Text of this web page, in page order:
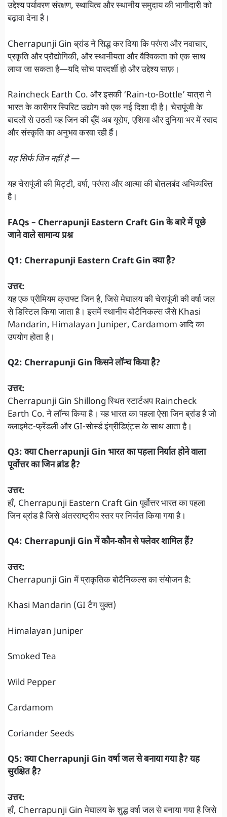
उद्देश्य पर्यावरण संरक्षण, स्थायित्व और स्थानीय समुदाय की भागीदारी को
बढ़ावा देना है।
Cherrapunji Gin ब्रांड ने सिद्ध कर दिया कि परंपरा और नवाचार,
प्रकृति और प्रौद्योगिकी, और स्थानीयता और वैश्विकता को एक साथ
लाया जा सकता है—यदि सोच पारदर्शी हो और उद्देश्य साफ़।
Raincheck Earth Co. और इसकी ‘Rain-to-Bottle’ यात्रा ने
भारत के कारीगर स्पिरिट उद्योग को एक नई दिशा दी है। चेरापूंजी के
बादलों से उठती यह जिन की बूँदें अब यूरोप, एशिया और दुनिया भर में स्वाद
और संस्कृति का अनुभव करवा रही हैं।
यह सिर्फ जिन नहीं है —
यह चेरापूंजी की मिट्टी, वर्षा, परंपरा और आत्मा की बोतलबंद अभिव्यक्ति
है।
FAQs – Cherrapunji Eastern Craft Gin के बारे में पूछे
जाने वाले सामान्य प्रश्न
Q1: Cherrapunji Eastern Craft Gin क्या है?
उत्तर:
यह एक प्रीमियम क्राफ्ट जिन है, जिसे मेघालय की चेरापूंजी की वर्षा जल
से डिस्टिल किया जाता है। इसमें स्थानीय बोटैनिकल्स जैसे Khasi
Mandarin, Himalayan Juniper, Cardamom आदि का
उपयोग होता है।
Q2: Cherrapunji Gin किसने लॉन्च किया है?
उत्तर:
Cherrapunji Gin Shillong स्थित स्टार्टअप Raincheck
Earth Co. ने लॉन्च किया है। यह भारत का पहला ऐसा जिन ब्रांड है जो
क्लाइमेट-फ्रेंडली और GI-सोर्स्ड इंग्रीडिएंट्स के साथ आता है।
Q3: क्या Cherrapunji Gin भारत का पहला निर्यात होने वाला
पूर्वोत्तर का जिन ब्रांड है?
उत्तर:
हाँ, Cherrapunji Eastern Craft Gin पूर्वोत्तर भारत का पहला
जिन ब्रांड है जिसे अंतरराष्ट्रीय स्तर पर निर्यात किया गया है।
Q4: Cherrapunji Gin में कौन-कौन से फ्लेवर शामिल हैं?
उत्तर:
Cherrapunji Gin में प्राकृतिक बोटैनिकल्स का संयोजन है:
Khasi Mandarin (GI टैग युक्त)
Himalayan Juniper
Smoked Tea
Wild Pepper
Cardamom
Coriander Seeds
Q5: क्या Cherrapunji Gin वर्षा जल से बनाया गया है? यह
सुरक्षित है?
उत्तर:
हाँ, Cherrapunji Gin मेघालय के शुद्ध वर्षा जल से बनाया गया है जिसे